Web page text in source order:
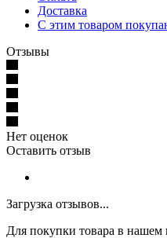
Доставка
С этим товаром
Отзывы
Нет оценок
Оставить отзыв
Загрузка отзывов...
Для покупки товара в нашем